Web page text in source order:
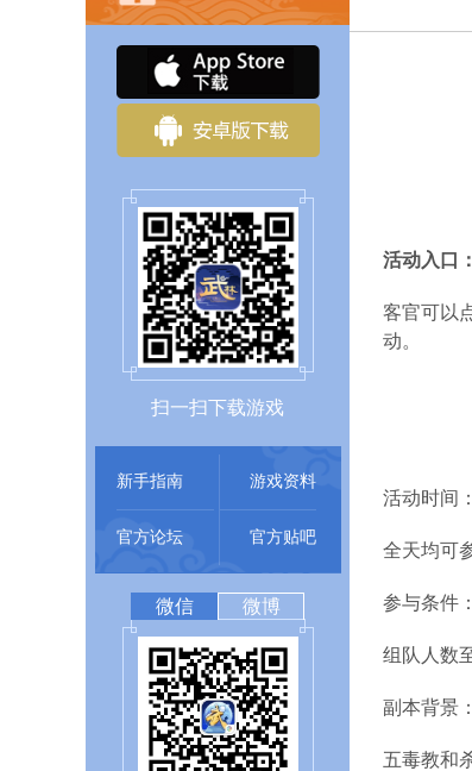
扫一扫下载游戏
新手指南 游戏资料
官方论坛 官方贴吧
微信 微博
活动入口：
客官可以
动。
活动时间：
全天均可
参与条件：
组队人数
副本背景：
五毒教和